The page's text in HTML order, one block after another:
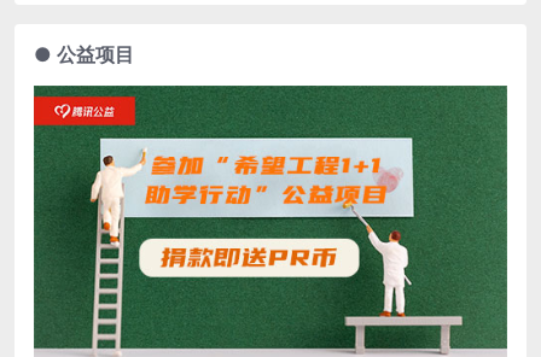
● 公益项目